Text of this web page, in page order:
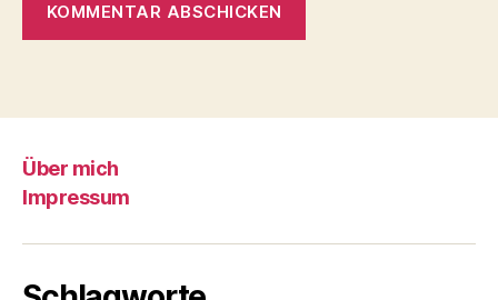
Über mich
Impressum